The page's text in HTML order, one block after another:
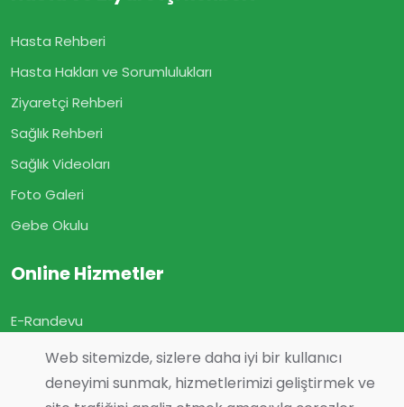
Web sitemizde, sizlere daha iyi bir kullanıcı
deneyimi sunmak, hizmetlerimizi geliştirmek ve
Hasta Rehberi
Hasta Hakları ve Sorumlulukları
Ziyaretçi Rehberi
Sağlık Rehberi
Sağlık Videoları
Foto Galeri
Gebe Okulu
Online Hizmetler
E-Randevu
E-Sonuç
E-Geçmiş Olsun